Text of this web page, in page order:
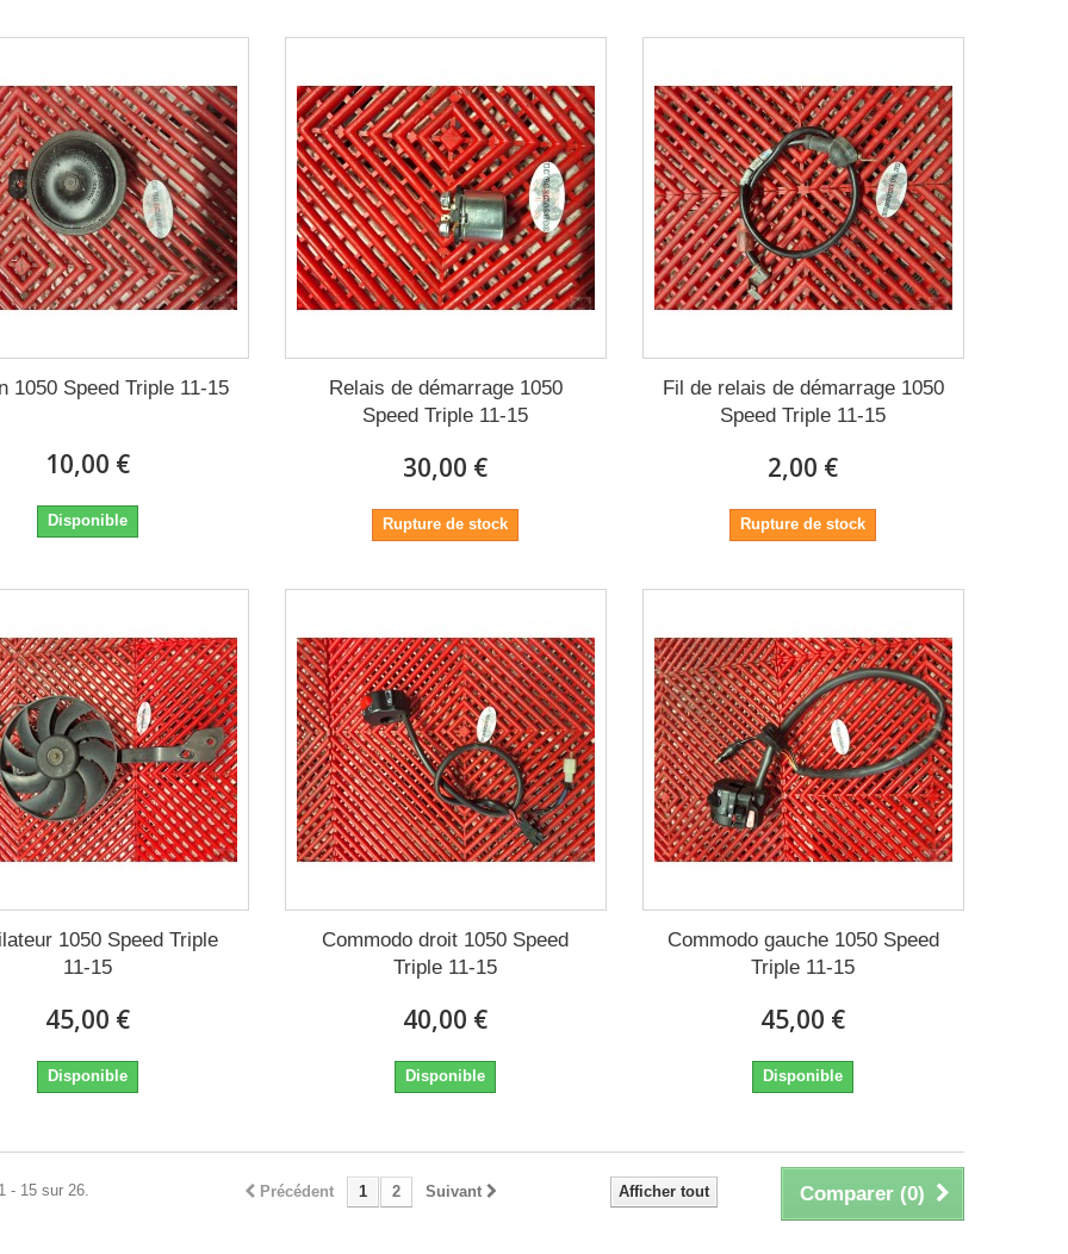
1050 Speed Triple 11-15
10,00 €
Disponible
Relais de démarrage 1050
Speed Triple 11-15
30,00 €
Rupture de stock
Fil de relais de démarrage 1050
Speed Triple 11-15
2,00 €
Rupture de stock
1050 Speed Triple
11-15
45,00 €
Disponible
Commodo droit 1050 Speed
Triple 11-15
40,00 €
Disponible
Commodo gauche 1050 Speed
Triple 11-15
45,00 €
Disponible
Comparer (0)
Afficher tout
Précédent 1 2 Suivant
- 15 sur 26.